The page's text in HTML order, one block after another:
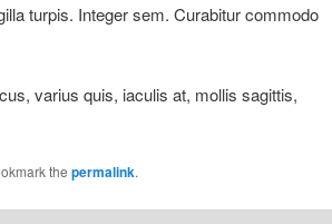
turpis. Integer sem. Curabitur commodo
varius quis, iaculis at, mollis sagittis,
the permalink.